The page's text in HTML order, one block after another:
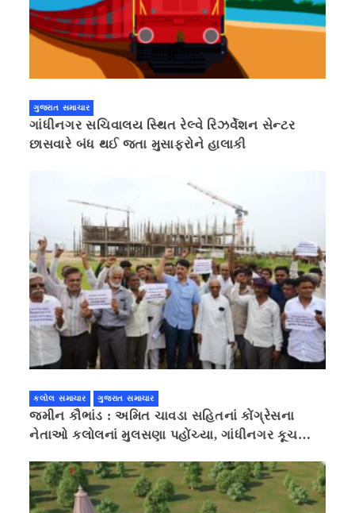
ગુજરાત સમાચાર
ગાંધીનગર સચિવાલય સ્થિત રેલ્વે રિઝર્વેશન સેન્ટર
છાસવારે બંધ થઈ જતા મુસાફરોને હાલાકી
કલોલ સમાચાર ગુજરાત સમાચાર
જમીન કૌભાંડ : અમિત ચાવડા સહિતનાં કોંગ્રેસના
નેતાઓ કલોલનાં મુલસણા પહોંચ્યા, ગાંધીનગર કૂચ